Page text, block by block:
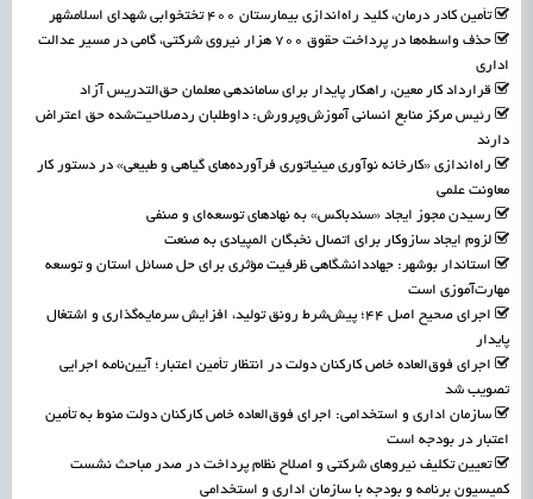
تأمین کادر درمان، کلید راه‌اندازی بیمارستان ۴۰۰ تختخوابی شهدای اسلامشهر
حذف واسطه‌ها در پرداخت حقوق ۷۰۰ هزار نیروی شرکتی، گامی در مسیر عدالت
اداری
قرارداد کار معین، راهکار پایدار برای ساماندهی معلمان حق‌التدریس آزاد
رئیس مرکز منابع انسانی آموزش‌وپرورش: داوطلبان ردصلاحیت‌شده حق اعتراض
دارند
راه‌اندازی «کارخانه نوآوری مینیاتوری فرآورده‌های گیاهی و طبیعی» در دستور کار
معاونت علمی
رسیدن مجوز ایجاد «سندباکس» به نهادهای توسعه‌ای و صنفی
لزوم ایجاد سازوکار برای اتصال نخبگان المپیادی به صنعت
استاندار بوشهر: جهاددانشگاهی ظرفیت مؤثری برای حل مسائل استان و توسعه
مهارت‌آموزی است
اجرای صحیح اصل ۴۴؛ پیش‌شرط رونق تولید، افزایش سرمایه‌گذاری و اشتغال
پایدار
اجرای فوق‌العاده خاص کارکنان دولت در انتظار تأمین اعتبار؛ آیین‌نامه اجرایی
تصویب شد
سازمان اداری و استخدامی: اجرای فوق‌العاده خاص کارکنان دولت منوط به تأمین
اعتبار در بودجه است
تعیین تکلیف نیروهای شرکتی و اصلاح نظام پرداخت در صدر مباحث نشست
کمیسیون برنامه و بودجه با سازمان اداری و استخدامی